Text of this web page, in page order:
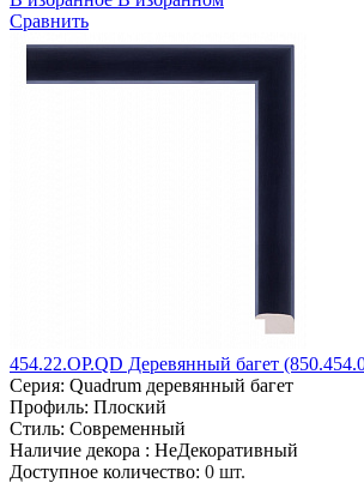
Сравнить
454.22.OP.QD Деревянный багет
Серия: Quadrum деревянный багет
Профиль: Плоский
Стиль: Современный
Наличие декора : НеДекоративный
Доступное количество: 0 шт.